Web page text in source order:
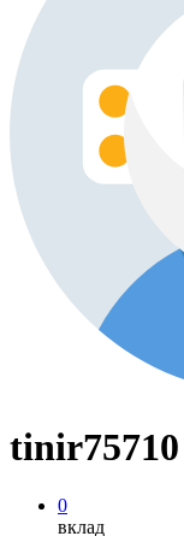
tinir75710
0
вклад